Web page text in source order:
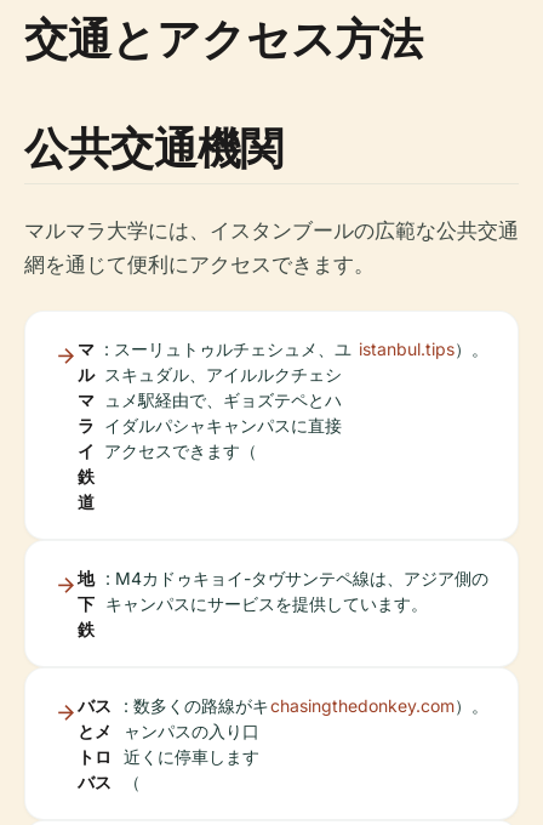
交通とアクセス方法
公共交通機関
マルマラ大学には、イスタンブールの広範な公共交通
網を通じて便利にアクセスできます。
マ
ル
マ
ラ
イ
鉄
道
: スーリュトゥルチェシュメ、ユ
スキュダル、アイルルクチェシ
ュメ駅経由で、ギョズテペとハ
イダルパシャキャンパスに直接
アクセスできます（
istanbul.tips）。
地
下
鉄
: M4カドゥキョイ-タヴサンテペ線は、アジア側の
キャンパスにサービスを提供しています。
バス
とメ
トロ
バス
: 数多くの路線がキ
ャンパスの入り口
近くに停車します
（
chasingthedonkey.com）。